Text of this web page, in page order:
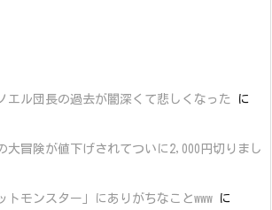
エル団長の過去が闇深くて悲しくなった
に
大冒険が値下げされてついに2,000円切りまし
トモンスター」にありがちなことwww に